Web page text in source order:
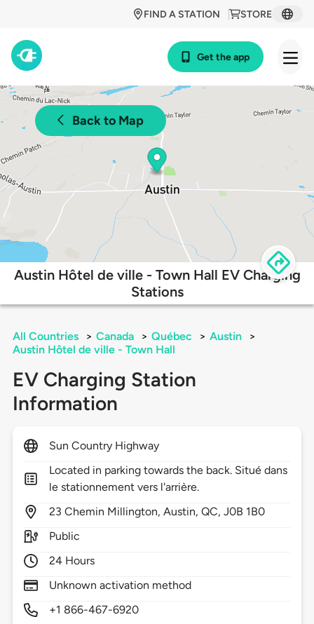
STORE
FIND A STATION
Get the app
Back to Map
Austin Hôtel de ville - Town Hall EV Charging
Stations
All Countries > Canada > Québec > Austin
>
Austin Hôtel de ville - Town Hall
EV Charging Station
Information
Sun Country Highway
Located in parking towards the back. Situé dans
le stationnement vers l'arrière.
23 Chemin Millington,Austin,QC,J0B 1B0
Public
24 Hours
Unknown activation method
+1 866-467-6920